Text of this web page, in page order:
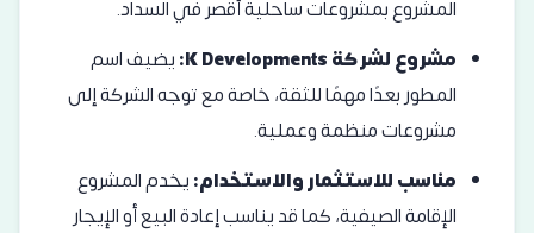
المشروع بمشروعات ساحلية أقصر في السداد.
مشروع لشركة K Developments:
يضيف اسم
المطور بعدًا مهمًا للثقة، خاصة مع توجه الشركة إلى
مشروعات منظمة وعملية.
مناسب للاستثمار والاستخدام:يخدم المشروع
الإقامة الصيفية، كما قد يناسب إعادة البيع أو الإيجار